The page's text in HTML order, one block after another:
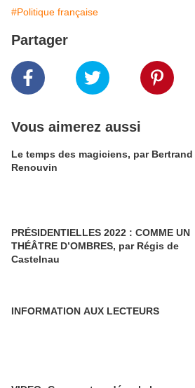
#Politique française
Partager
Vous aimerez aussi
Le temps des magiciens, par Bertrand
Renouvin
PRÉSIDENTIELLES 2022 : COMME UN
THÉÂTRE D’OMBRES, par Régis de
Castelnau
INFORMATION AUX LECTEURS